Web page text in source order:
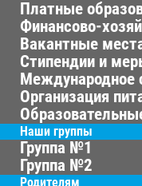
Платные
Финансово-
Вакантные
Стипендии и
Международное
Организация
Наши группы
Группа №1
Группа №2
Родителям